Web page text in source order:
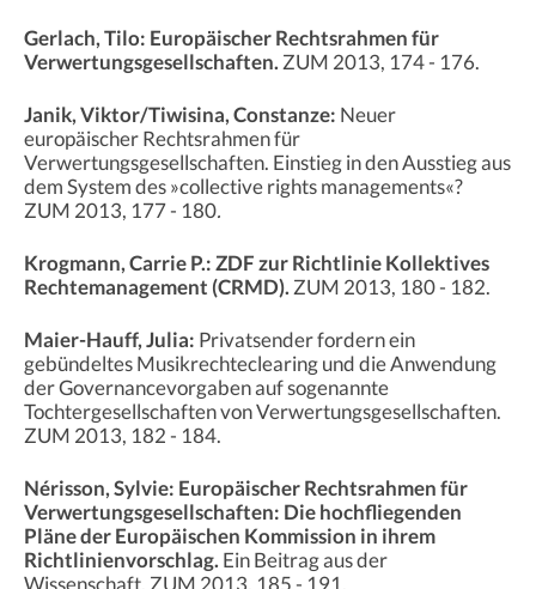
Gerlach, Tilo: Europäischer Rechtsrahmen für
Verwertungsgesellschaften.ZUM 2013, 174 - 176.
Janik, Viktor/Tiwisina, Constanze: Neuer
europäischer Rechtsrahmen für
Verwertungsgesellschaften. Einstieg in den Ausstieg aus
dem System des »collective rights managements«?
ZUM 2013, 177 - 180.
Krogmann, Carrie P.: ZDF zur Richtlinie Kollektives
Rechtemanagement (CRMD).ZUM 2013, 180 - 182.
Maier-Hauff, Julia: Privatsender fordern ein
gebündeltes Musikrechteclearing und die Anwendung
der Governancevorgaben auf sogenannte
Tochtergesellschaften von Verwertungsgesellschaften.
ZUM 2013, 182 - 184.
Nérisson, Sylvie: Europäischer Rechtsrahmen für
Verwertungsgesellschaften: Die hochfliegenden
Pläne der Europäischen Kommission in ihrem
Richtlinienvorschlag. Ein Beitrag aus der